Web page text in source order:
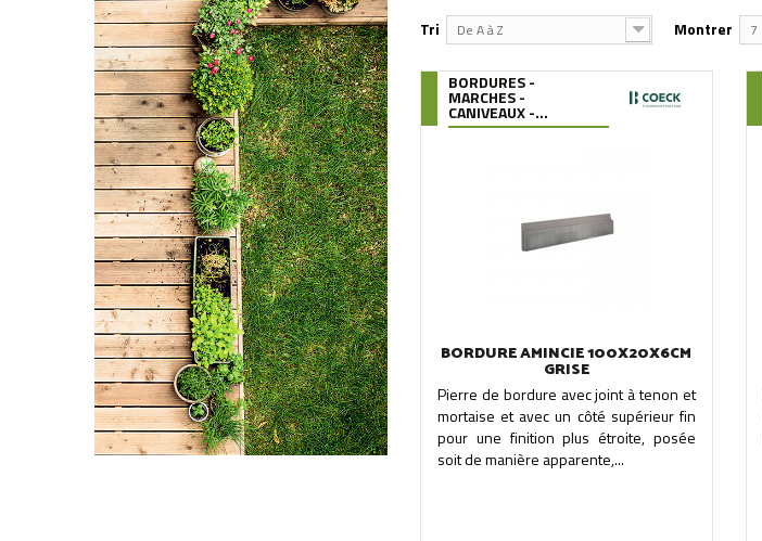
Tri De A à Z Montrer 7
BORDURES -
MARCHES -
CANIVEAUX -...
BORDURE AMINCIE 100X20X6CM
GRISE
Pierre de bordure avec joint à tenon et
mortaise et avec un côté supérieur fin
pour une finition plus étroite, posée
soit de manière apparente,...